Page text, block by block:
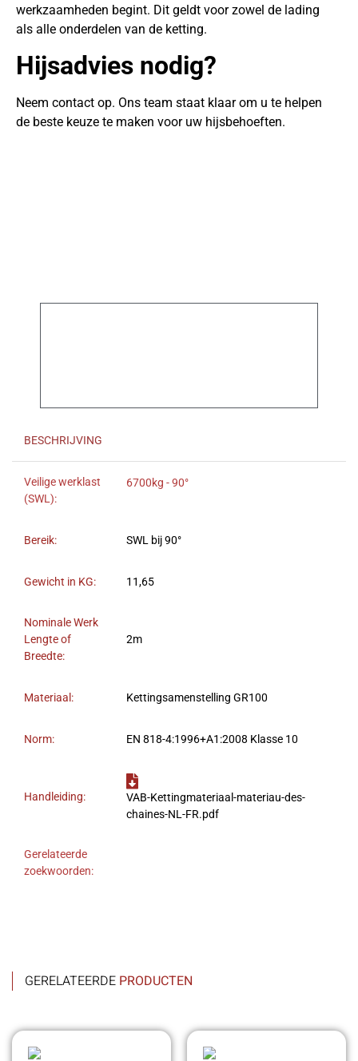
werkzaamheden begint. Dit geldt voor zowel de lading
als alle onderdelen van de ketting.
Hijsadvies nodig?
Neem contact op. Ons team staat klaar om u te helpen
de beste keuze te maken voor uw hijsbehoeften.
BESCHRIJVING
Veilige werklast
(SWL):
6700kg - 90°
Bereik: SWL bij 90°
Gewicht in KG: 11,65
Nominale Werk
Lengte of
Breedte:
2m
Materiaal: Kettingsamenstelling GR100
Norm: EN 818-4:1996+A1:2008 Klasse 10
Handleiding:
VAB-Kettingmateriaal-materiau-des-
chaines-NL-FR.pdf
Gerelateerde
zoekwoorden:
GERELATEERDE PRODUCTEN